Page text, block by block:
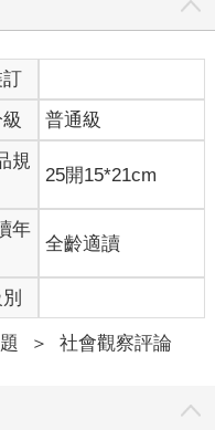
訂
普通級
規
25開15*21cm
年
全齡適讀
＞ 社會觀察評論